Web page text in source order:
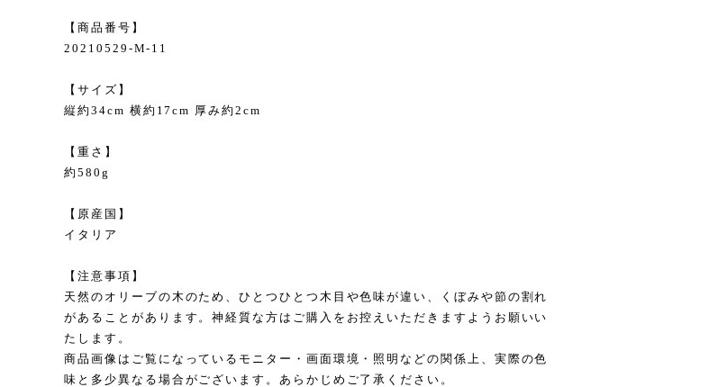
【商品番号】
20210529-M-11
【サイズ】
縦約34cm 横約17cm 厚み約2cm
【重さ】
約580g
【原産国】
イタリア
【注意事項】
天然のオリーブの木のため、ひとつひとつ木目や色味が違い、くぼみや節の割れ
があることがあります。神経質な方はご購入をお控えいただきますようお願いい
たします。
商品画像はご覧になっているモニター・画面環境・照明などの関係上、実際の色
味と多少異なる場合がございます。あらかじめご了承ください。